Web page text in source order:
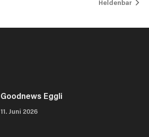
Heldenbar
Goodnews Eggli
11. Juni 2026